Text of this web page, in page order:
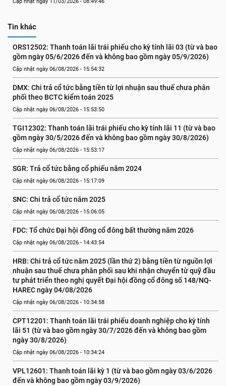
Tin khác
ORS12502: Thanh toán lãi trái phiếu cho kỳ tính lãi 03 (từ và bao
gồm ngày 05/6/2026 đến và không bao gồm ngày 05/9/2026)
Cập nhật ngày 06/08/2026 - 15:54:32
DMX: Chi trả cổ tức bằng tiền từ lợi nhuận sau thuế chưa phân
phối theo BCTC kiểm toán 2025
Cập nhật ngày 06/08/2026 - 15:53:50
TGI12302: Thanh toán lãi trái phiếu cho kỳ tính lãi 11 (từ và bao
gồm ngày 30/5/2026 đến và không bao gồm ngày 30/8/2026)
Cập nhật ngày 06/08/2026 - 15:53:17
SGR: Trả cổ tức bằng cổ phiếu năm 2024
Cập nhật ngày 06/08/2026 - 15:17:09
SNC: Chi trả cổ tức năm 2025
Cập nhật ngày 06/08/2026 - 15:06:05
FDC: Tổ chức Đại hội đồng cổ đông bất thường năm 2026
Cập nhật ngày 06/08/2026 - 14:43:54
HRB: Chi trả cổ tức năm 2025 (lần thứ 2) bằng tiền từ nguồn lợi
nhuận sau thuế chưa phân phối sau khi nhận chuyển từ quỹ đầu
tư phát triển theo nghị quyết Đại hội đồng cổ đông số 148/NQ-
HAREC ngày 04/08/2026
Cập nhật ngày 06/08/2026 - 10:34:58
CPT12201: Thanh toán lãi trái phiếu doanh nghiệp cho kỳ tính
lãi 51 (từ và bao gồm ngày 30/7/2026 đến và không bao gồm
ngày 30/8/2026)
Cập nhật ngày 06/08/2026 - 10:34:24
VPL12601: Thanh toán lãi kỳ 1 (từ và bao gồm ngày 03/6/2026
đến và không bao gồm ngày 03/9/2026)